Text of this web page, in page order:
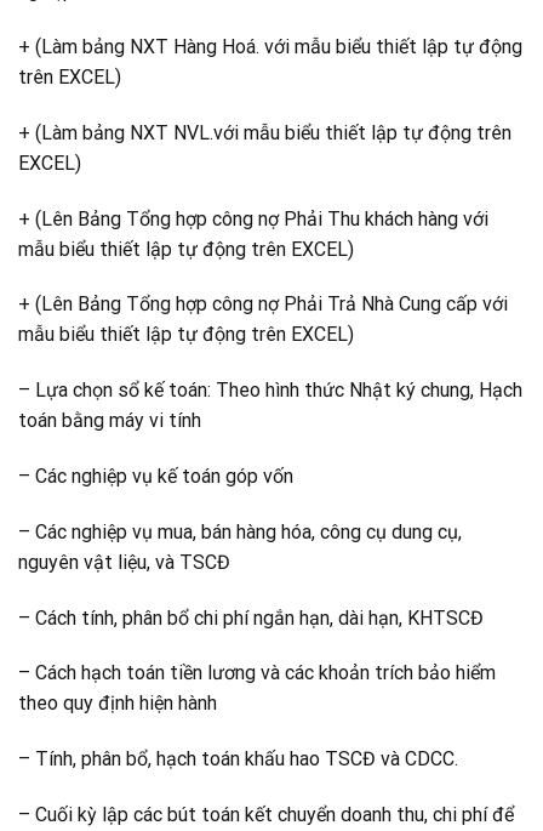
+ (Làm bảng NXT Hàng Hoá. với mẫu biểu thiết lập tự động
trên EXCEL)
+ (Làm bảng NXT NVL.với mẫu biểu thiết lập tự động trên
EXCEL)
+ (Lên Bảng Tổng hợp công nợ Phải Thu khách hàng với
mẫu biểu thiết lập tự động trên EXCEL)
+ (Lên Bảng Tổng hợp công nợ Phải Trả Nhà Cung cấp với
mẫu biểu thiết lập tự động trên EXCEL)
– Lựa chọn sổ kế toán: Theo hình thức Nhật ký chung, Hạch
toán bằng máy vi tính
– Các nghiệp vụ kế toán góp vốn
– Các nghiệp vụ mua, bán hàng hóa, công cụ dung cụ,
nguyên vật liệu, và TSCĐ
– Cách tính, phân bổ chi phí ngắn hạn, dài hạn, KHTSCĐ
– Cách hạch toán tiền lương và các khoản trích bảo hiểm
theo quy định hiện hành
– Tính, phân bổ, hạch toán khấu hao TSCĐ và CDCC.
– Cuối kỳ lập các bút toán kết chuyển doanh thu, chi phí để